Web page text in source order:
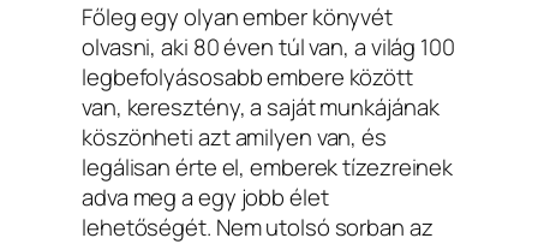
Főleg egy olyan ember könyvét
olvasni, aki 80 éven túl van, a világ 100
legbefolyásosabb embere között
van, keresztény, a saját munkájának
köszönheti azt amilyen van, és
legálisan érte el, emberek tízezreinek
adva meg a egy jobb élet
lehetőségét. Nem utolsó sorban az